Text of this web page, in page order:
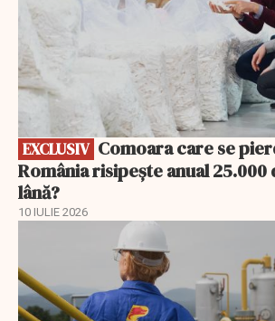
EXCLUSIV
România risipește anual 25.000
lână?
10 IULIE 2026